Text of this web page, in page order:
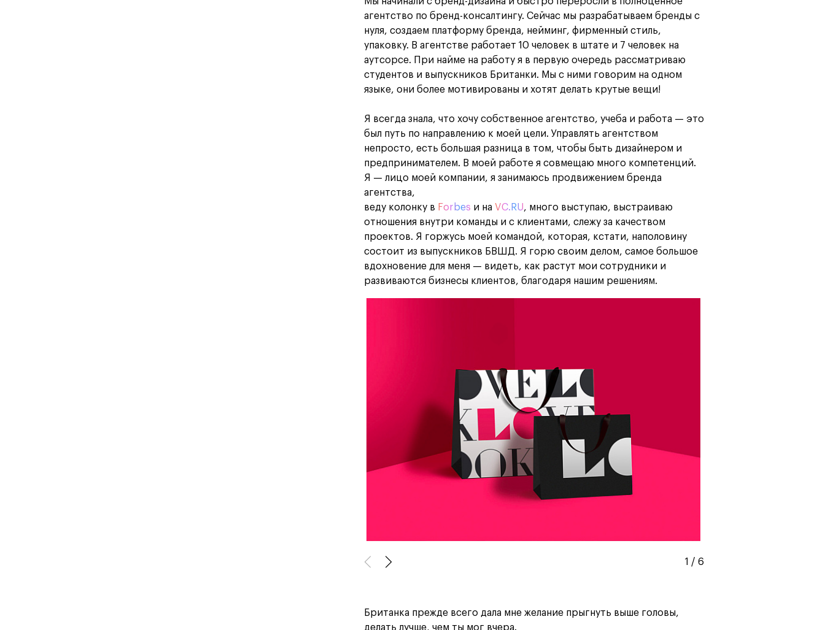
Карта профессий
агентство по бренд-консалтингу. Сейчас мы разрабатываем бренды с
нуля, создаем платформу бренда, нейминг, фирменный стиль,
упаковку. В агентстве работает 10 человек в штате и 7 человек на
аутсорсе. При найме на работу я в первую очередь рассматриваю
студентов и выпускников Британки. Мы с ними говорим на одном
языке, они более мотивированы и хотят делать крутые вещи!
Я всегда знала, что хочу собственное агентство, учеба и работа — это
был путь по направлению к моей цели. Управлять агентством
непросто, есть большая разница в том, чтобы быть дизайнером и
предпринимателем. В моей работе я совмещаю много компетенций.
Я — лицо моей компании, я занимаюсь продвижением бренда
агентства,
веду колонку в Forbes и на VC.RU, много выступаю, выстраиваю
отношения внутри команды и с клиентами, слежу за качеством
проектов. Я горжусь моей командой, которая, кстати, наполовину
состоит из выпускников БВШД. Я горю своим делом, самое большое
вдохновение для меня — видеть, как растут мои сотрудники и
развиваются бизнесы клиентов, благодаря нашим решениям.
1 /6
Британка прежде всего дала мне желание прыгнуть выше головы,
делать лучше, чем ты мог вчера.